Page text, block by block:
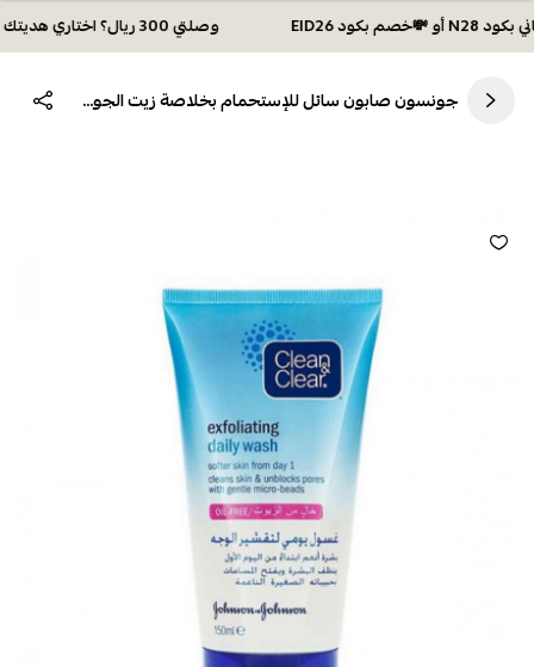
وصلتي 300 ريال؟ اختاري هديتك :🏍 شحن مجاني بكود N28 أو 💸خصم بكود EID26
جونسون صابون سائل للإستحمام بخلاصة زيت الجوجوبا وفيتامين اي - 400مل